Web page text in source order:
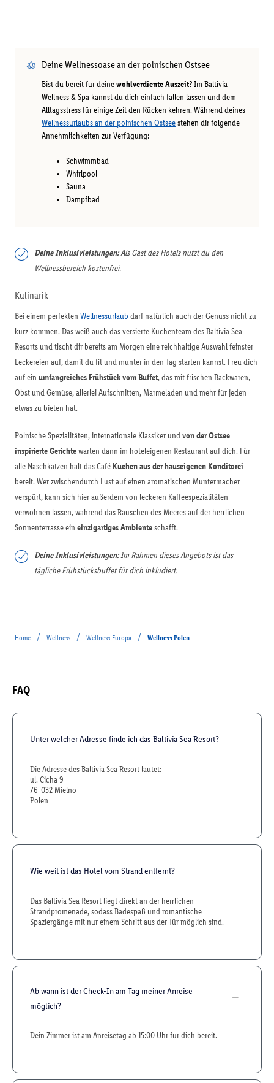
Deine Wellnessoase an der polnischen Ostsee
Bist du bereit für deinewohlverdiente Auszeit? Im Baltivia
Wellness & Spa kannst du dich einfach fallen lassen und dem
Alltagsstress für einige Zeit den Rücken kehren. Während deines
Wellnessurlaubs an der polnischen Ostseestehen dir folgende
Annehmlichkeiten zur Verfügung:
Schwimmbad
Whirlpool
Sauna
Dampfbad
Deine Inklusivleistungen:Als Gast des Hotels nutzt du den
Wellnessbereich kostenfrei.
Kulinarik
Bei einem perfekten Wellnessurlaub darf natürlich auch der Genuss nicht zu
kurz kommen. Das weiß auch das versierte Küchenteam des Baltivia Sea
Resorts und tischt dir bereits am Morgen eine reichhaltige Auswahl feinster
Leckereien auf, damit du fit und munter in den Tag starten kannst. Freu dich
auf ein umfangreiches Frühstück vom Buffet, das mit frischen Backwaren,
Obst und Gemüse, allerlei Aufschnitten, Marmeladen und mehr für jeden
etwas zu bieten hat.
Polnische Spezialitäten, internationale Klassiker undvon der Ostsee
inspirierte Gerichtewarten dann im hoteleigenen Restaurant auf dich. Für
alle Naschkatzen hält das Café Kuchen aus der hauseigenen Konditorei
bereit. Wer zwischendurch Lust auf einen aromatischen Muntermacher
verspürt, kann sich hier außerdem von leckeren Kaffeespezialitäten
verwöhnen lassen, während das Rauschen des Meeres auf der herrlichen
Sonnenterrasse ein einzigartiges Ambienteschafft.
Deine Inklusivleistungen:Im Rahmen dieses Angebots ist das
tägliche Frühstücksbuffet für dich inkludiert.
Home / Wellness / Wellness Europa / Wellness Polen
FAQ
Unter welcher Adresse finde ich das Baltivia Sea Resort?
Die Adresse des Baltivia Sea Resort lautet:
ul. Cicha 9
76-032 Mielno
Polen
Wie weit ist das Hotel vom Strand entfernt?
Das Baltivia Sea Resort liegt direkt an der herrlichen
Strandpromenade, sodass Badespaß und romantische
Spaziergänge mit nur einem Schritt aus der Tür möglich sind.
Ab wann ist der Check-In am Tag meiner Anreise
möglich?
Dein Zimmer ist am Anreisetag ab 15:00 Uhr für dich bereit.